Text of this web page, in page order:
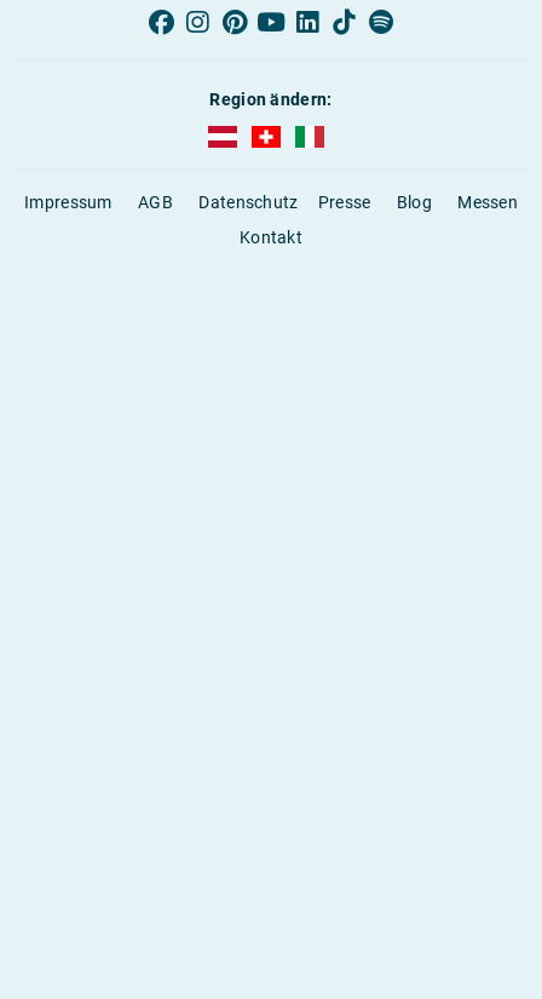
Region ändern:
AUBI-plus Österreich (deutsch)
Impressum AGB Datenschutz Presse Blog
Messen
Kontakt